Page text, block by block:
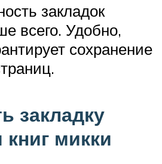
закладок
всего. Удобно,
сохранение
закладку
книг микки